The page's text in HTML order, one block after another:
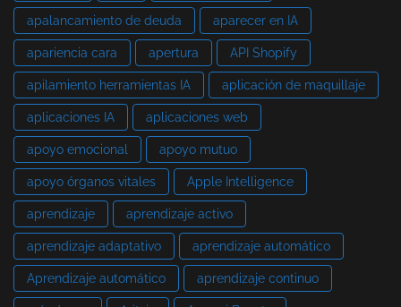
apalancamiento de deuda aparecer en IA
apariencia cara apertura API Shopify
apilamiento herramientas IA aplicación de maquillaje
aplicaciones IA aplicaciones web
apoyo emocional apoyo mutuo
apoyo órganos vitales Apple Intelligence
aprendizaje aprendizaje activo
aprendizaje adaptativo aprendizaje automático
Aprendizaje automático aprendizaje continuo